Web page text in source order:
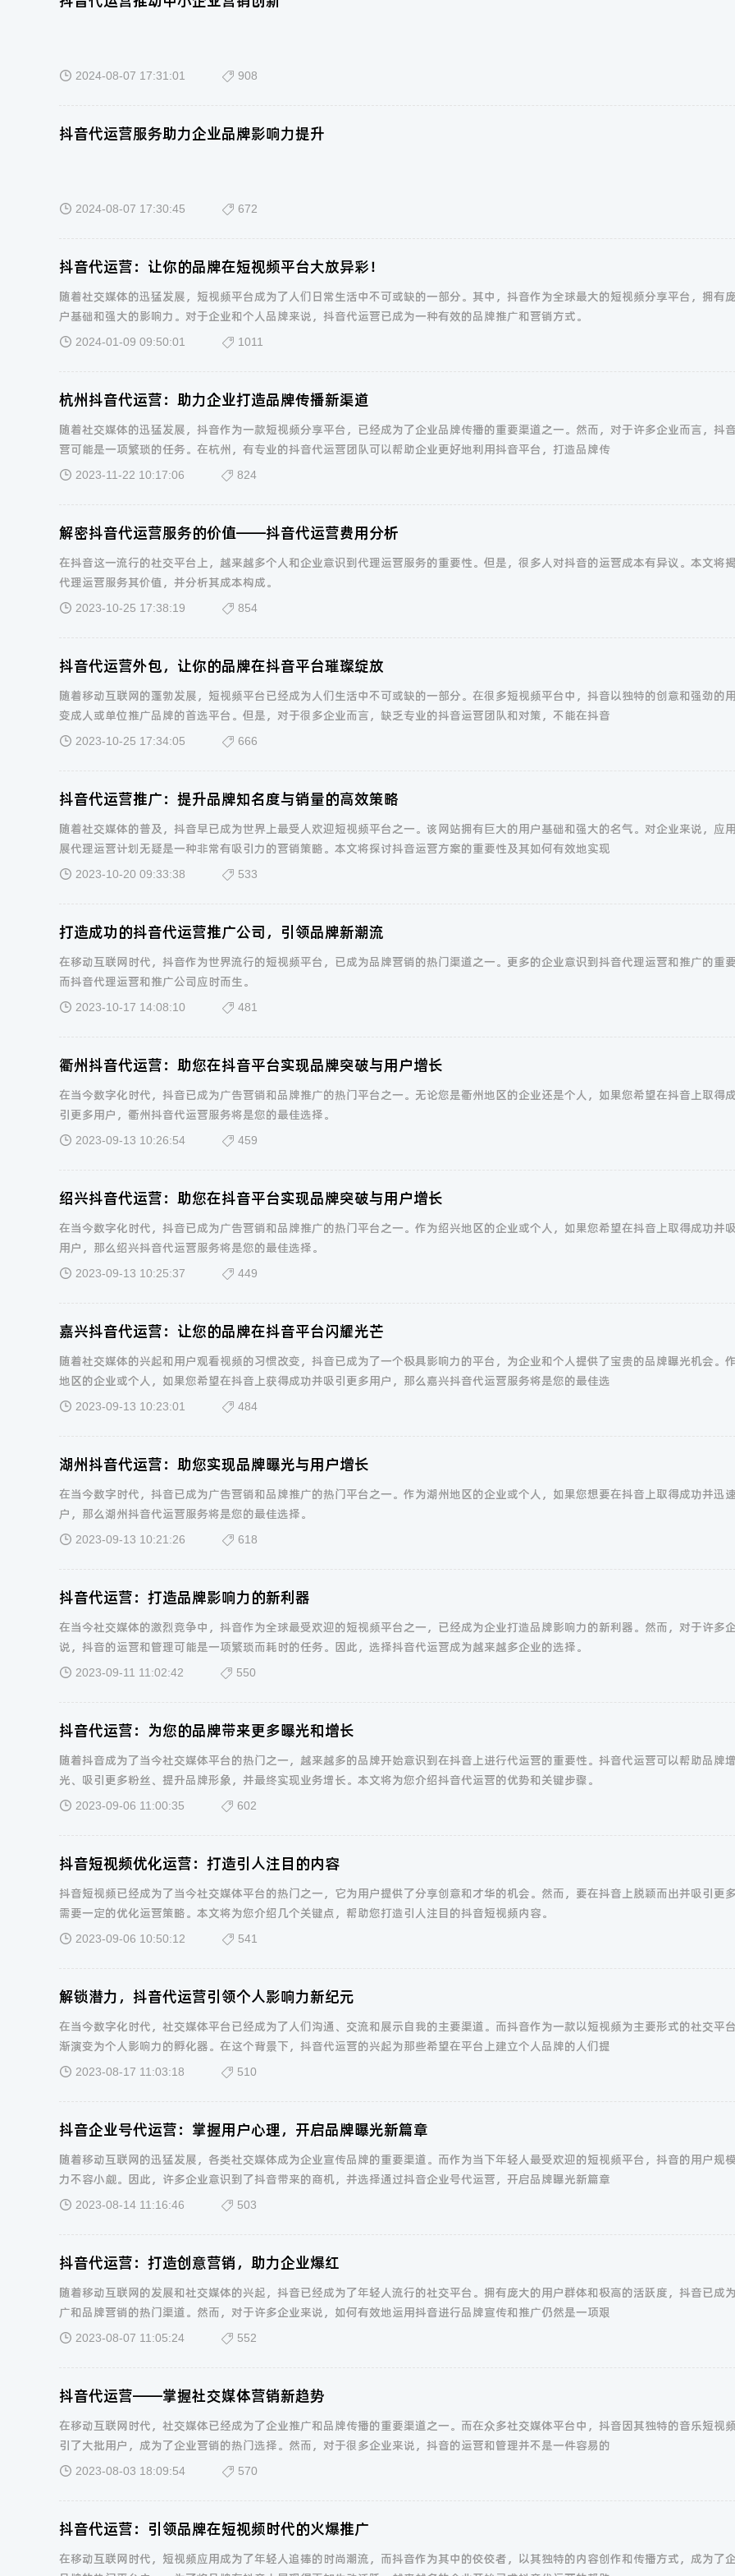
2024-08-07 17:31:01 908
抖音代运营服务助力企业品牌影响力提升
2024-08-07 17:30:45 672
抖音代运营：让你的品牌在短视频平台大放异彩！
随着社交媒体的迅猛发展，短视频平台成为了人们日常生活中不可或缺的一部分。其中，抖音作为全球最大的短视频分享平台，拥有
户基础和强大的影响力。对于企业和个人品牌来说，抖音代运营已成为一种有效的品牌推广和营销方式。
2024-01-09 09:50:01 1011
杭州抖音代运营：助力企业打造品牌传播新渠道
随着社交媒体的迅猛发展，抖音作为一款短视频分享平台，已经成为了企业品牌传播的重要渠道之一。然而，对于许多企业而言，抖
营可能是一项繁琐的任务。在杭州，有专业的抖音代运营团队可以帮助企业更好地利用抖音平台，打造品牌传
2023-11-22 10:17:06 824
解密抖音代运营服务的价值——抖音代运营费用分析
在抖音这一流行的社交平台上，越来越多个人和企业意识到代理运营服务的重要性。但是，很多人对抖音的运营成本有异议。本文将
代理运营服务其价值，并分析其成本构成。
2023-10-25 17:38:19 854
抖音代运营外包，让你的品牌在抖音平台璀璨绽放
随着移动互联网的蓬勃发展，短视频平台已经成为人们生活中不可或缺的一部分。在很多短视频平台中，抖音以独特的创意和强劲的
变成人或单位推广品牌的首选平台。但是，对于很多企业而言，缺乏专业的抖音运营团队和对策，不能在抖音
2023-10-25 17:34:05 666
抖音代运营推广：提升品牌知名度与销量的高效策略
随着社交媒体的普及，抖音早已成为世界上最受人欢迎短视频平台之一。该网站拥有巨大的用户基础和强大的名气。对企业来说，应
展代理运营计划无疑是一种非常有吸引力的营销策略。本文将探讨抖音运营方案的重要性及其如何有效地实现
2023-10-20 09:33:38 533
打造成功的抖音代运营推广公司，引领品牌新潮流
在移动互联网时代，抖音作为世界流行的短视频平台，已成为品牌营销的热门渠道之一。更多的企业意识到抖音代理运营和推广的重
而抖音代理运营和推广公司应时而生。
2023-10-17 14:08:10 481
衢州抖音代运营：助您在抖音平台实现品牌突破与用户增长
在当今数字化时代，抖音已成为广告营销和品牌推广的热门平台之一。无论您是衢州地区的企业还是个人，如果您希望在抖音上取得
引更多用户，衢州抖音代运营服务将是您的最佳选择。
2023-09-13 10:26:54 459
绍兴抖音代运营：助您在抖音平台实现品牌突破与用户增长
在当今数字化时代，抖音已成为广告营销和品牌推广的热门平台之一。作为绍兴地区的企业或个人，如果您希望在抖音上取得成功并
用户，那么绍兴抖音代运营服务将是您的最佳选择。
2023-09-13 10:25:37 449
嘉兴抖音代运营：让您的品牌在抖音平台闪耀光芒
随着社交媒体的兴起和用户观看视频的习惯改变，抖音已成为了一个极具影响力的平台，为企业和个人提供了宝贵的品牌曝光机会。
地区的企业或个人，如果您希望在抖音上获得成功并吸引更多用户，那么嘉兴抖音代运营服务将是您的最佳选
2023-09-13 10:23:01 484
湖州抖音代运营：助您实现品牌曝光与用户增长
在当今数字时代，抖音已成为广告营销和品牌推广的热门平台之一。作为湖州地区的企业或个人，如果您想要在抖音上取得成功并迅
户，那么湖州抖音代运营服务将是您的最佳选择。
2023-09-13 10:21:26 618
抖音代运营：打造品牌影响力的新利器
在当今社交媒体的激烈竞争中，抖音作为全球最受欢迎的短视频平台之一，已经成为企业打造品牌影响力的新利器。然而，对于许多
说，抖音的运营和管理可能是一项繁琐而耗时的任务。因此，选择抖音代运营成为越来越多企业的选择。
2023-09-11 11:02:42 550
抖音代运营：为您的品牌带来更多曝光和增长
随着抖音成为了当今社交媒体平台的热门之一，越来越多的品牌开始意识到在抖音上进行代运营的重要性。抖音代运营可以帮助品牌
光、吸引更多粉丝、提升品牌形象，并最终实现业务增长。本文将为您介绍抖音代运营的优势和关键步骤。
2023-09-06 11:00:35 602
抖音短视频优化运营：打造引人注目的内容
抖音短视频已经成为了当今社交媒体平台的热门之一，它为用户提供了分享创意和才华的机会。然而，要在抖音上脱颖而出并吸引更多
需要一定的优化运营策略。本文将为您介绍几个关键点，帮助您打造引人注目的抖音短视频内容。
2023-09-06 10:50:12 541
解锁潜力，抖音代运营引领个人影响力新纪元
在当今数字化时代，社交媒体平台已经成为了人们沟通、交流和展示自我的主要渠道。而抖音作为一款以短视频为主要形式的社交平
渐演变为个人影响力的孵化器。在这个背景下，抖音代运营的兴起为那些希望在平台上建立个人品牌的人们提
2023-08-17 11:03:18 510
抖音企业号代运营：掌握用户心理，开启品牌曝光新篇章
随着移动互联网的迅猛发展，各类社交媒体成为企业宣传品牌的重要渠道。而作为当下年轻人最受欢迎的短视频平台，抖音的用户规
力不容小觑。因此，许多企业意识到了抖音带来的商机，并选择通过抖音企业号代运营，开启品牌曝光新篇章
2023-08-14 11:16:46 503
抖音代运营：打造创意营销，助力企业爆红
随着移动互联网的发展和社交媒体的兴起，抖音已经成为了年轻人流行的社交平台。拥有庞大的用户群体和极高的活跃度，抖音已成
广和品牌营销的热门渠道。然而，对于许多企业来说，如何有效地运用抖音进行品牌宣传和推广仍然是一项艰
2023-08-07 11:05:24 552
抖音代运营——掌握社交媒体营销新趋势
在移动互联网时代，社交媒体已经成为了企业推广和品牌传播的重要渠道之一。而在众多社交媒体平台中，抖音因其独特的音乐短视
引了大批用户，成为了企业营销的热门选择。然而，对于很多企业来说，抖音的运营和管理并不是一件容易的
2023-08-03 18:09:54 570
抖音代运营：引领品牌在短视频时代的火爆推广
在移动互联网时代，短视频应用成为了年轻人追捧的时尚潮流，而抖音作为其中的佼佼者，以其独特的内容创作和传播方式，成为了